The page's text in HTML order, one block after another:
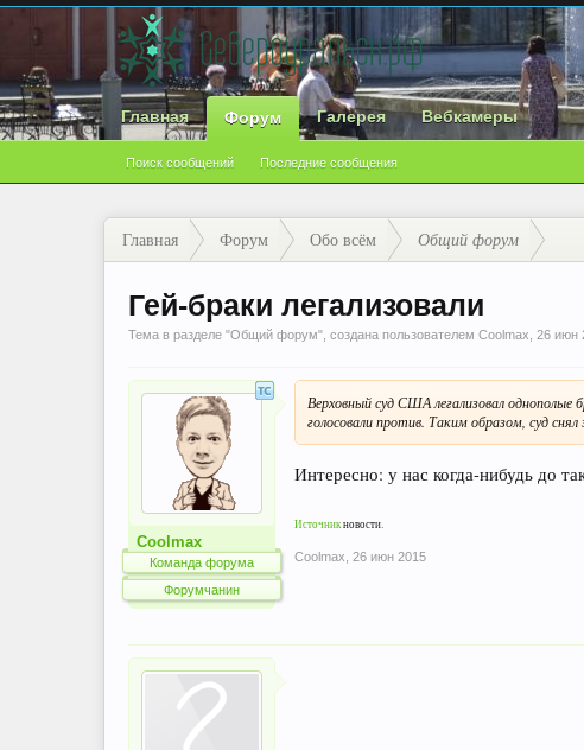
Главная Форум
Поиск сообщений Последние сообщения
Галерея Вебкамеры
Главная Форум Обо всём Общий форум
Гей-браки легализовали
Тема в разделе "Общий форум", создана пользователем Coolmax 26 июн
Coolmax
Команда форума
Форумчанин
Верховный суд США легализовал однополые
голосовали против. Таким образом, суд
Интересно: у нас когда-нибудь до
Источникновости.
Coolmax 26 июн 2015